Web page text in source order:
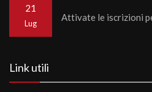
21
Lug
Attivate le iscrizioni
Link utili